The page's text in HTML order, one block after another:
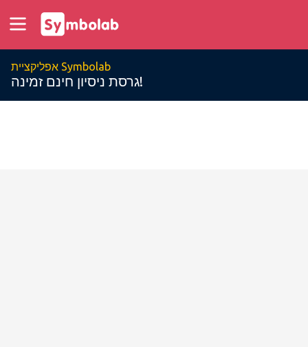
אפליקציית Symbolab
גרסת ניסיון חינם זמינה!